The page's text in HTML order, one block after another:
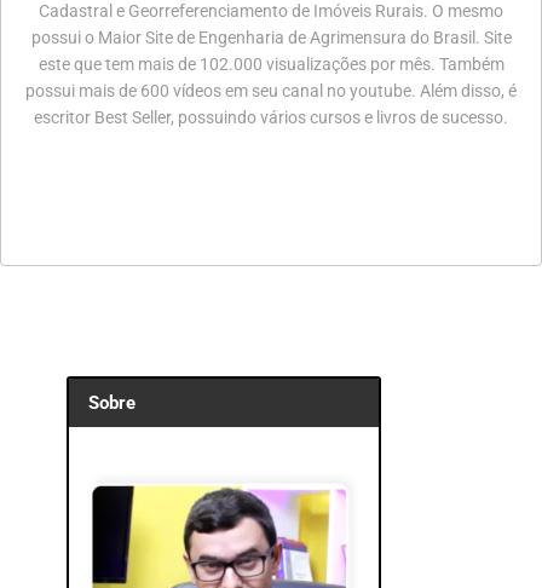
Cadastral e Georreferenciamento de Imóveis Rurais. O mesmo
possui o Maior Site de Engenharia de Agrimensura do Brasil. Site
este que tem mais de 102.000 visualizações por mês. Também
possui mais de 600 vídeos em seu canal no youtube. Além disso, é
escritor Best Seller, possuindo vários cursos e livros de sucesso.
Sobre